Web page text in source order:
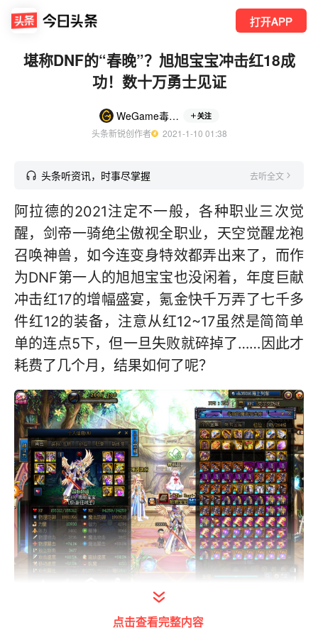
打开APP
堪称DNF的“春晚”？旭旭宝宝冲击红18成
功！数十万勇士见证
WeGame毒奶粉 关注
头条新锐创作者
  2021-1-10 01:38
头条听资讯，时事尽掌握 去听全文
阿拉德的2021注定不一般，各种职业三次觉
醒，剑帝一骑绝尘傲视全职业，天空觉醒龙袍
召唤神兽，如今连变身特效都弄出来了，而作
为DNF第一人的旭旭宝宝也没闲着，年度巨献
冲击红17的增幅盛宴，氪金快千万弄了七千多
件红12的装备，注意从红12~17虽然是简简单
单的连点5下，但一旦失败就碎掉了……因此才
耗费了几个月，结果如何了呢？
点击查看完整内容